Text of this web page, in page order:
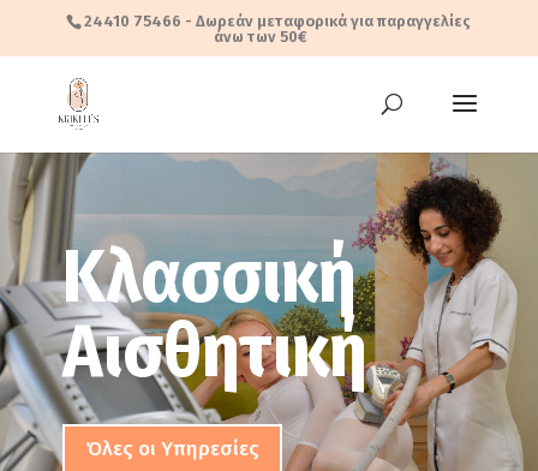
24410 75466 - Δωρεάν μεταφορικά για παραγγελίες
άνω των 50€
Κλασσική
Αισθητική
Όλες οι Υπηρεσίες